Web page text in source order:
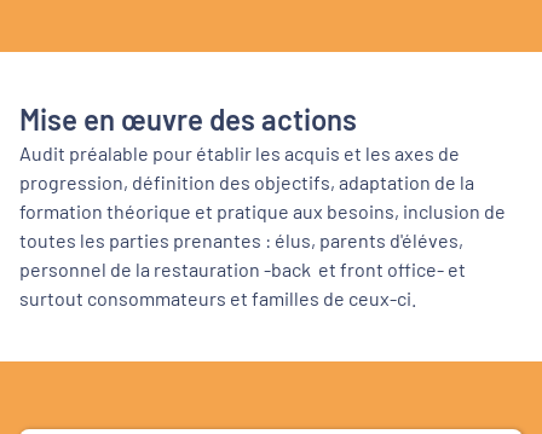
Mise en œuvre des actions
Audit préalable pour établir les acquis et les axes de
progression, définition des objectifs, adaptation de la
formation théorique et pratique aux besoins, inclusion de
toutes les parties prenantes : élus, parents d'éléves,
personnel de la restauration -back et front office- et
surtout consommateurs et familles de ceux-ci.